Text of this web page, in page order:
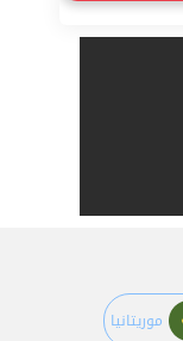
موريتانيا